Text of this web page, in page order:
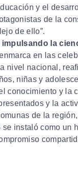
y el
de la
de ello”.
impulsando la
en las
nivel nacional,
niñas y
conocimiento y la
y la
de la
se instaló como un